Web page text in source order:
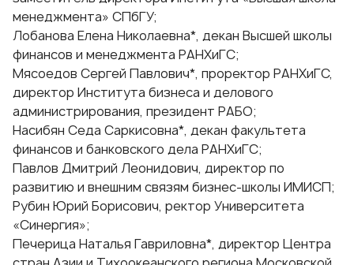
менеджмента» СПбГУ;
Лобанова Елена Николаевна*, декан Высшей школы
финансов и менеджмента РАНХиГС;
Мясоедов Сергей Павлович*, проректор РАНХиГС,
директор Института бизнеса и делового
администрирования, президент РАБО;
Насибян Седа Саркисовна*, декан факультета
финансов и банковского дела РАНХиГС;
Павлов Дмитрий Леонидович, директор по
развитию и внешним связям бизнес-школы ИМИСП;
Рубин Юрий Борисович, ректор Университета
«Синергия»;
Печерица Наталья Гавриловна*, директор Центра